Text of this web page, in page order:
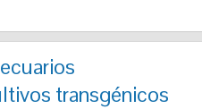
transgénicos